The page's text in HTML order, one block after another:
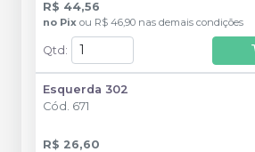
R$ 44,56
no Pix ou R$ 46,90 nas demais condições
Qtd :
Esquerda 302
Cód. 671
R$ 26,60